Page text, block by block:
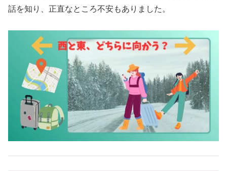
話を知り、正直なところ不安もありました。